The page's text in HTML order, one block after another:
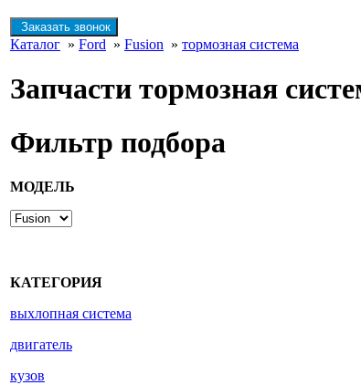
Заказать звонок
Каталог » Ford » Fusion » тормозная система
Запчасти тормозная
Фильтр подбора
МОДЕЛЬ
КАТЕГОРИЯ
выхлопная система
двигатель
кузов